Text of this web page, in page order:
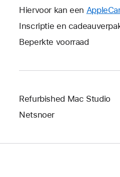
Hiervoor kan een
Inscriptie en
Beperkte voorraad
Refurbished Mac Studio
Netsnoer